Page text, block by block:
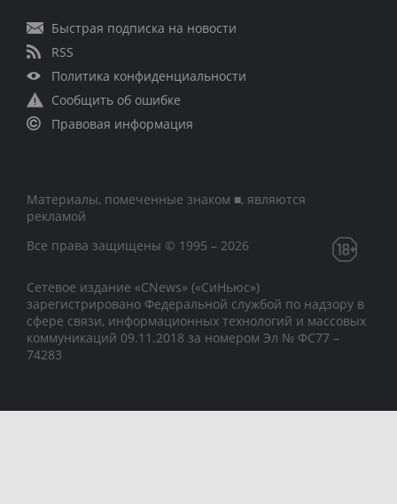
Быстрая подписка на новости
RSS
Политика конфиденциальности
Сообщить об ошибке
Правовая информация
Материалы, помеченные знаком ■, являются
рекламой
Все права защищены © 1995 – 2026
Сетевое издание «CNews» («СиНьюс»)
зарегистрировано Федеральной службой по надзору в
сфере связи, информационных технологий и массовых
коммуникаций 09.11.2018 за номером Эл № ФС77 –
74283